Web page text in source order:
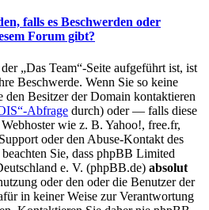
falls es Beschwerden oder
Forum gibt?
„Das Team“-Seite aufgeführt ist, ist
Beschwerde. Wenn Sie so keine
Besitzer der Domain kontaktieren
Abfrage durch) oder — falls diese
wie z. B. Yahoo!, free.fr,
oder den Abuse-Kontakt des
Sie, dass phpBB Limited
e. V. (phpBB.de) absolut
oder den oder die Benutzer der
in keiner Weise zur Verantwortung